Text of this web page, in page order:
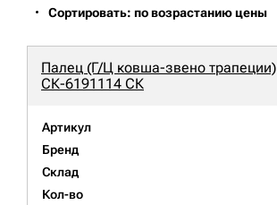
Сортировать: по возрастанию цены
Палец (Г/Ц ковша-звено трапеции)
СК-6191114 СК
Артикул
Бренд
Склад
Кол-во